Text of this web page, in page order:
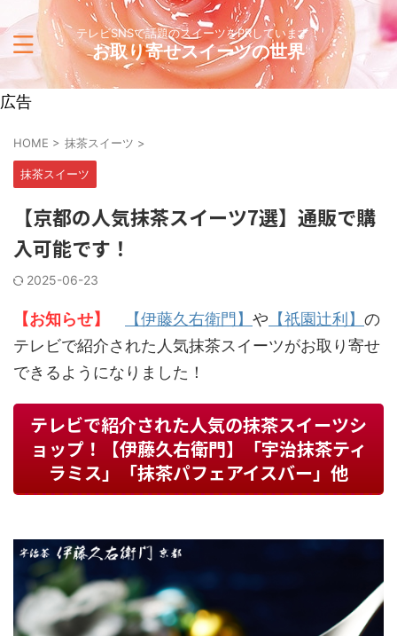
テレビSNSで話題のスイーツをPRしています！
お取り寄せスイーツの世界
広告
HOME > 抹茶スイーツ >
抹茶スイーツ
【京都の人気抹茶スイーツ7選】通販で購
入可能です！
2025-06-23
【お知らせ】 【伊藤久右衛門】 や 【祇園辻利】 の
テレビで紹介された人気抹茶スイーツがお取り寄せ
できるようになりました！
テレビで紹介された人気の抹茶スイーツシ
ョップ！【伊藤久右衛門】「宇治抹茶ティ
ラミス」「抹茶パフェアイスバー」他